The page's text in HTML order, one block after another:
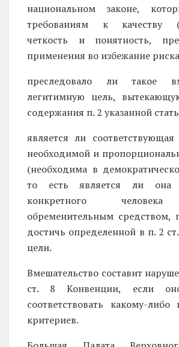
национальном законе,
требованиям к качеству
четкость и понятность,
применения во избежание
преследовало ли такое
легитимную цель,
содержания п. 2 указанной
является ли
необходимой и
(необходима в
то есть является ли она
конкретного
обременительным средством,
достичь определенной в п. 2
цели.
Вмешательство составит
ст. 8 Конвенции, если
соответствовать какому-либо
критериев.